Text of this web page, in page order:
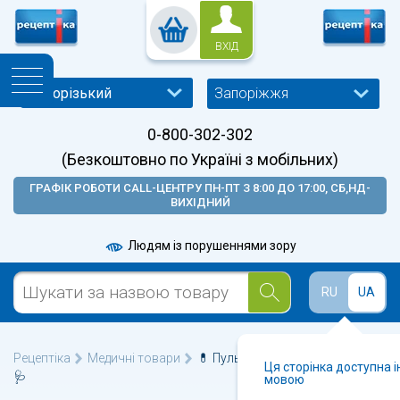
ВХІД
Запоріжжя
0-800-302-302
(Безкоштовно по Україні з мобільних)
ГРАФІК РОБОТИ CALL-ЦЕНТРУ ПН-ПТ З 8:00 ДО 17:00, СБ,НД-
ВИХІДНИЙ
Людям із порушеннями зору
RU UA
Ця сторінка доступна
мовою
Рецептіка Медичні товари
💊 Пульсоксиметри у Запоріжжі
🩺